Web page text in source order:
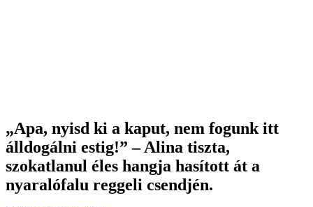
„Apa, nyisd ki a kaput, nem fogunk itt
álldogálni estig!” – Alina tiszta,
szokatlanul éles hangja hasított át a
nyaralófalu reggeli csendjén.